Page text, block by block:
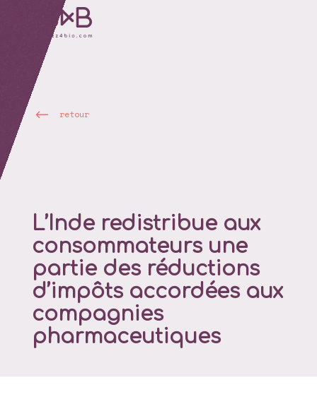
retour
L’Inde redistribue aux
consommateurs une
partie des réductions
d’impôts accordées aux
compagnies
pharmaceutiques